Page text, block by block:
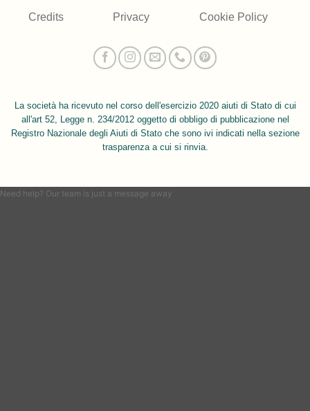
Credits Privacy Cookie Policy
La società ha ricevuto nel corso dell'esercizio 2020 aiuti di Stato di cui
all'art 52, Legge n. 234/2012 oggetto di obbligo di pubblicazione nel
Registro Nazionale degli Aiuti di Stato che sono ivi indicati nella sezione
trasparenza a cui si rinvia.
Need help? Our team is just a message away